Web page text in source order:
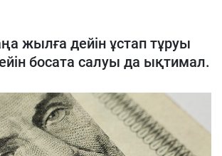
жылға дейін ұстап тұруы
босата салуы да ықтимал.